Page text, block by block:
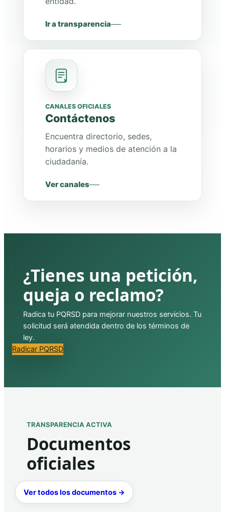
Ir a transparencia
CANALES OFICIALES
Contáctenos
Encuentra directorio, sedes,
horarios y medios de atención a la
ciudadanía.
Ver canales
¿Tienes una petición,
queja o reclamo?
Radica tu PQRSD para mejorar nuestros servicios. Tu
solicitud será atendida dentro de los términos de
ley.
Radicar PQRSD
TRANSPARENCIA ACTIVA
Documentos
oficiales
Ver todos los documentos →